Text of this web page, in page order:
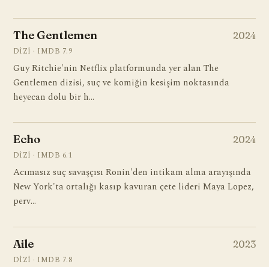
The Gentlemen 2024
DIZI · IMDB 7.9
Guy Ritchie'nin Netflix platformunda yer alan The
Gentlemen dizisi, suç ve komiğin kesişim noktasında
heyecan dolu bir h…
Echo 2024
DIZI · IMDB 6.1
Acımasız suç savaşçısı Ronin'den intikam alma arayışında
New York'ta ortalığı kasıp kavuran çete lideri Maya Lopez,
perv…
Aile 2023
DIZI · IMDB 7.8